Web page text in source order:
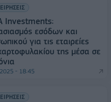
Investments:
εσόδων και
για τις εταιρείες
της μέσα σε
- 18:45